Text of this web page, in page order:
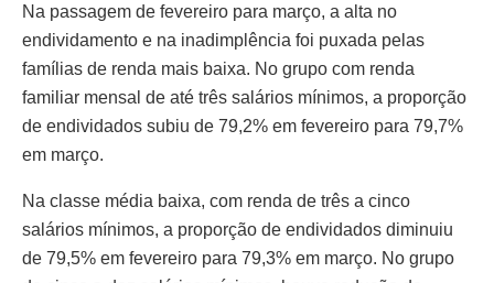
Na passagem de fevereiro para março, a alta no
endividamento e na inadimplência foi puxada pelas
famílias de renda mais baixa. No grupo com renda
familiar mensal de até três salários mínimos, a proporção
de endividados subiu de 79,2% em fevereiro para 79,7%
em março.
Na classe média baixa, com renda de três a cinco
salários mínimos, a proporção de endividados diminuiu
de 79,5% em fevereiro para 79,3% em março. No grupo